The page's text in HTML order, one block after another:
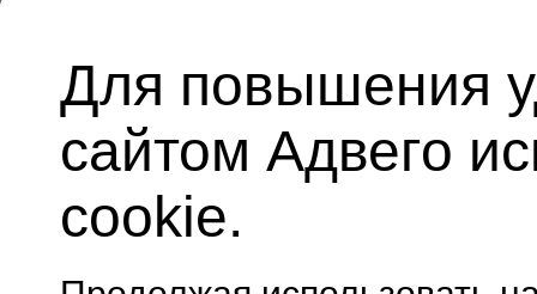
Для повышения
сайтом Адвего
cookie.